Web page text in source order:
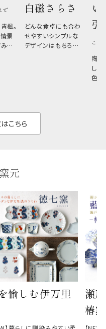
で
楓。
景
ず
白磁さらさ
どんな食卓にも合わ
せやすいシンプルな
デザインはもちろん、
い
こひ
陶器
しい
色の
こちら
元
愉しむ伊万里
瀬
椿窯